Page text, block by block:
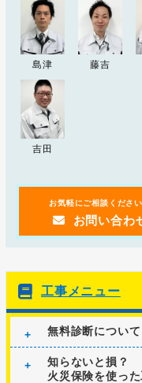
2024.12.26
お知らせ
2024-25年 年
業について
お知らせ
ーク期間の営業について
2023.09.20
お知らせ
皿を使った雨漏りの応急処
島津 藤吉
吉田
お気軽にご相談ください
お問い合わ
工事メニュー
無料診断について
知らないと損？
火災保険を使っ